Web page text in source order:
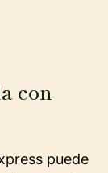
con
puede